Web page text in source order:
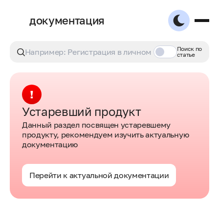
документация
Поиск по
статье
Устаревший продукт
Данный раздел посвящен устаревшему
продукту, рекомендуем изучить актуальную
документацию
Перейти к актуальной документации